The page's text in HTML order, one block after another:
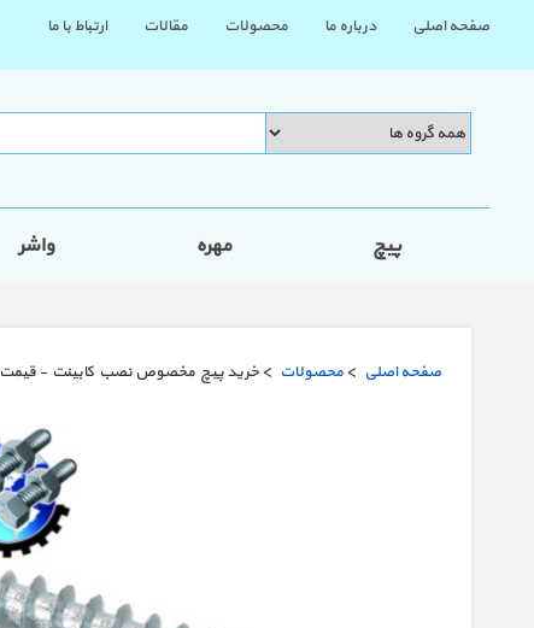
صفحه اصلی درباره ما محصولات مقالات ارتباط با ما
پیچ مهره واشر
صفحه اصلی > محصولات > خرید پیچ مخصوص نصب کابینت - قیمت 1404